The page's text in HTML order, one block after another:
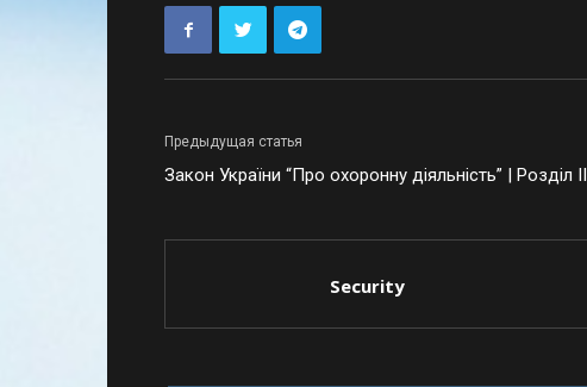
Предыдущая статья
Закон України “Про охоронну діяльність” | Розділ ІІ
Security